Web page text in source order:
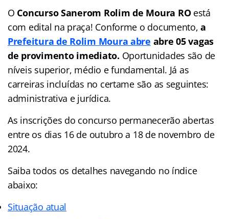
O Concurso Sanerom Rolim de Moura ROestá
com edital na praça! Conforme o documento,a
Prefeitura de Rolim Moura abre abre 05 vagas
de provimento imediato. Oportunidades são de
níveis superior, médio e fundamental. Já as
carreiras incluídas no certame são as seguintes:
administrativa e jurídica.
As inscrições do concurso permanecerão abertas
entre os dias 16 de outubro a 18 de novembro de
2024.
Saiba todos os detalhes navegando no índice
abaixo:
Situação atual